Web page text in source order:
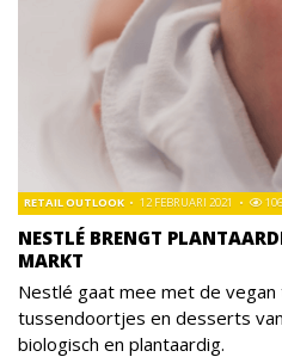
NESTLÉ BRENGT
MARKT
RETAIL OUTLOOK 12 FEBRUARI 2021 106
Nestlé gaat mee met de
tussendoortjes en desserts
biologisch en plantaardig.